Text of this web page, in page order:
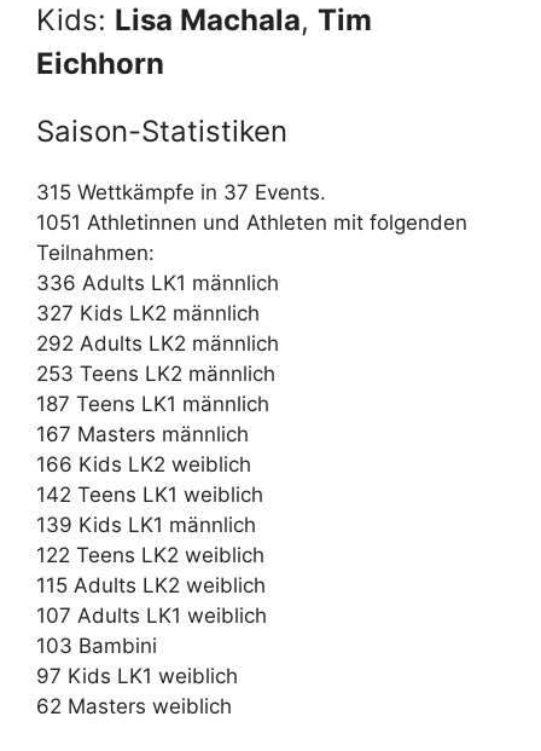
Kids: Lisa Machala, Tim
Eichhorn
Saison-Statistiken
315 Wettkämpfe in 37 Events.
1051 Athletinnen und Athleten mit folgenden
Teilnahmen:
336 Adults LK1 männlich
327 Kids LK2 männlich
292 Adults LK2 männlich
253 Teens LK2 männlich
187 Teens LK1 männlich
167 Masters männlich
166 Kids LK2 weiblich
142 Teens LK1 weiblich
139 Kids LK1 männlich
122 Teens LK2 weiblich
115 Adults LK2 weiblich
107 Adults LK1 weiblich
103 Bambini
97 Kids LK1 weiblich
62 Masters weiblich